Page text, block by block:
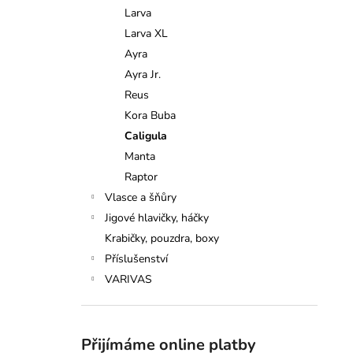
Larva
Larva XL
Ayra
Ayra Jr.
Reus
Kora Buba
Caligula
Manta
Raptor
Vlasce a šňůry
Jigové hlavičky, háčky
Krabičky, pouzdra, boxy
Příslušenství
VARIVAS
Přijímáme online platby